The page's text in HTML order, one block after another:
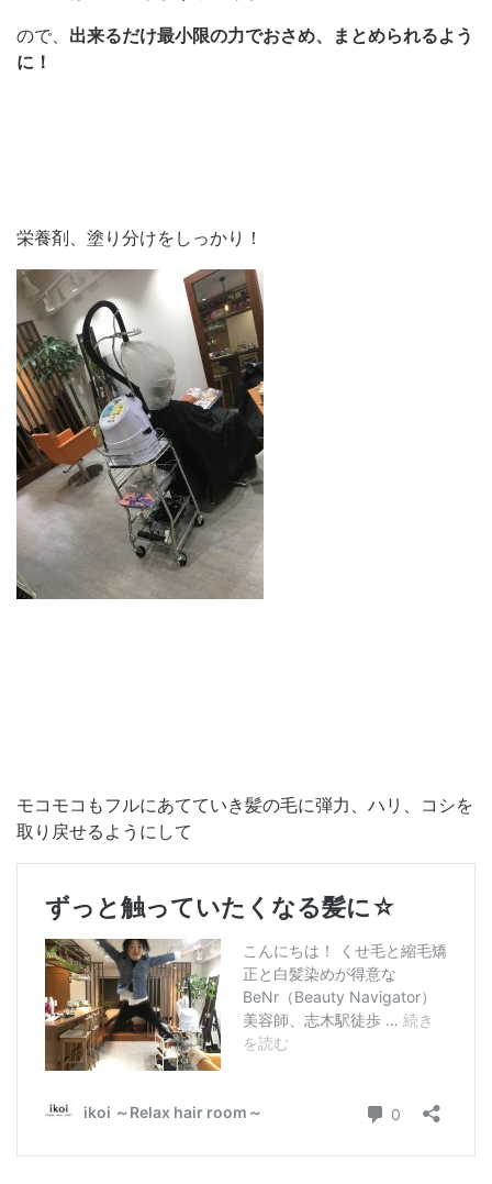
ので、 出来るだけ最小限の力でおさめ、まとめられるよう
に！
栄養剤、塗り分けをしっかり！
モコモコもフルにあてていき髪の毛に弾力、ハリ、コシを
取り戻せるようにして